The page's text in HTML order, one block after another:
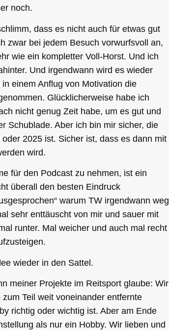
noch.
dass es nicht auch für etwas gut
zwar bei jedem Besuch vorwurfsvoll an,
wie ein kompletter Voll-Horst. Und ich
Und irgendwann wird es wieder
einem Anflug von Motivation die
Glücklicherweise habe ich
nicht genug Zeit habe, um es gut und
Schublade. Aber ich bin mir sicher, die
2025 ist. Sicher ist, dass es dann mit
wird.
für den Podcast zu nehmen, ist ein
überall den besten Eindruck
warum TW irgendwann weg
sehr enttäuscht von mir und sauer mit
runter. Mal weicher und auch mal recht
wieder in den Sattel.
meiner Projekte im Reitsport glaube: Wir
Teil weit voneinander entfernte
richtig oder wichtig ist. Aber am Ende
als nur ein Hobby. Wir lieben und